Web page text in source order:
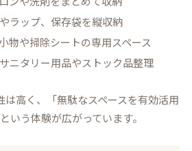
ラップ、保存袋を縦収納
物や掃除シートの専用スペース
ニタリー用品やストック品整理
高く、「無駄なスペースを有効活用
いう体験が広がっています。